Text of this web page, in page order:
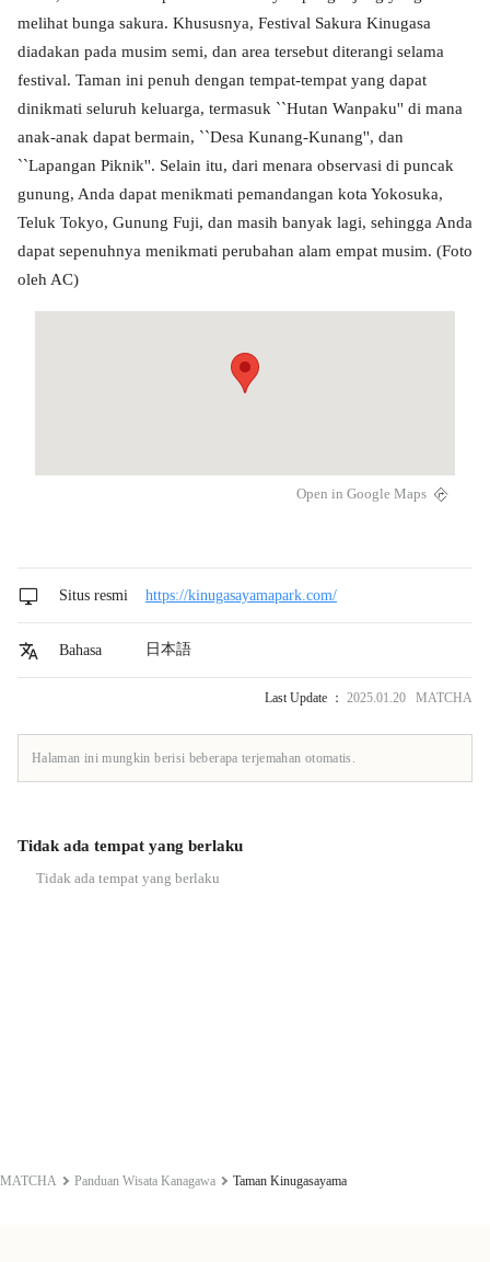
melihat bunga sakura. Khususnya, Festival Sakura Kinugasa
diadakan pada musim semi, dan area tersebut diterangi selama
festival. Taman ini penuh dengan tempat-tempat yang dapat
dinikmati seluruh keluarga, termasuk ``Hutan Wanpaku'' di mana
anak-anak dapat bermain, ``Desa Kunang-Kunang'', dan
``Lapangan Piknik''. Selain itu, dari menara observasi di puncak
gunung, Anda dapat menikmati pemandangan kota Yokosuka,
Teluk Tokyo, Gunung Fuji, dan masih banyak lagi, sehingga Anda
dapat sepenuhnya menikmati perubahan alam empat musim. (Foto
oleh AC)
Open in Google Maps
Situs resmi https://kinugasayamapark.com/
Bahasa 日本語
Last Update ： 2025.01.20 MATCHA
Halaman ini mungkin berisi beberapa terjemahan otomatis.
Tidak ada tempat yang berlaku
Tidak ada tempat yang berlaku
MATCHA Panduan Wisata Kanagawa Taman Kinugasayama